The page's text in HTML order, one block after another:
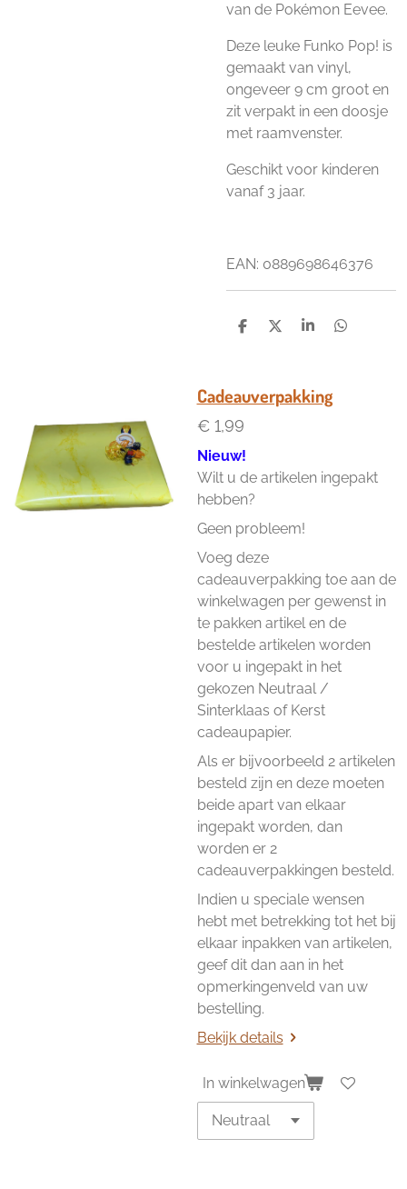
van de Pokémon Eevee.
Deze leuke Funko Pop! is
gemaakt van vinyl,
ongeveer 9 cm groot en
zit verpakt in een doosje
met raamvenster.
Geschikt voor kinderen
vanaf 3 jaar.
EAN: 0889698646376
D
D
S
e
D
Cadeauverpakking
€ 1,99
Nieuw!
Wilt u de artikelen ingepakt
hebben?
Geen probleem!
Voeg deze
cadeauverpakking toe aan de
winkelwagen per gewenst in
te pakken artikel en de
bestelde artikelen worden
voor u ingepakt in het
gekozen Neutraal /
Sinterklaas of Kerst
cadeaupapier.
Als er bijvoorbeeld 2 artikelen
besteld zijn en deze moeten
beide apart van elkaar
ingepakt worden, dan
worden er 2
cadeauverpakkingen besteld.
Indien u speciale wensen
hebt met betrekking tot het bij
elkaar inpakken van artikelen,
geef dit dan aan in het
opmerkingenveld van uw
bestelling.
Bekijk details
In winkelwagen